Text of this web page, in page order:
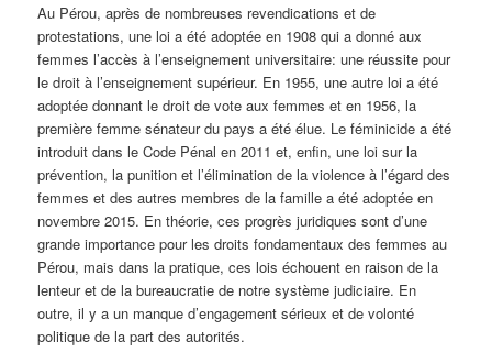
Au Pérou, après de nombreuses revendications et de
protestations, une loi a été adoptée en 1908 qui a donné aux
femmes l’accès à l’enseignement universitaire: une réussite pour
le droit à l’enseignement supérieur. En 1955, une autre loi a été
adoptée donnant le droit de vote aux femmes et en 1956, la
première femme sénateur du pays a été élue. Le féminicide a été
introduit dans le Code Pénal en 2011 et, enfin, une loi sur la
prévention, la punition et l’élimination de la violence à l’égard des
femmes et des autres membres de la famille a été adoptée en
novembre 2015. En théorie, ces progrès juridiques sont d’une
grande importance pour les droits fondamentaux des femmes au
Pérou, mais dans la pratique, ces lois échouent en raison de la
lenteur et de la bureaucratie de notre système judiciaire. En
outre, il y a un manque d’engagement sérieux et de volonté
politique de la part des autorités.